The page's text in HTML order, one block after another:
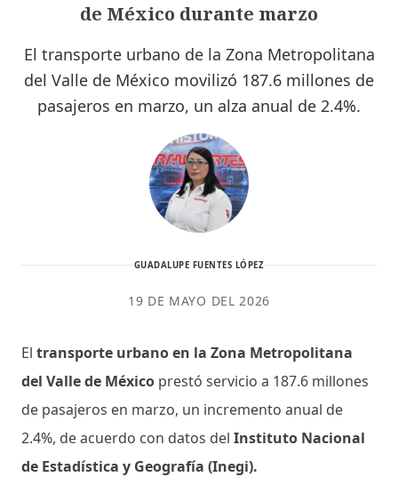
de México durante marzo
El transporte urbano de la Zona Metropolitana
del Valle de México movilizó 187.6 millones de
pasajeros en marzo, un alza anual de 2.4%.
GUADALUPE FUENTES LÓPEZ
19 DE MAYO DEL 2026
El transporte urbano en la Zona Metropolitana
del Valle de México prestó servicio a 187.6 millones
de pasajeros en marzo, un incremento anual de
2.4%, de acuerdo con datos del Instituto Nacional
de Estadística y Geografía (Inegi).